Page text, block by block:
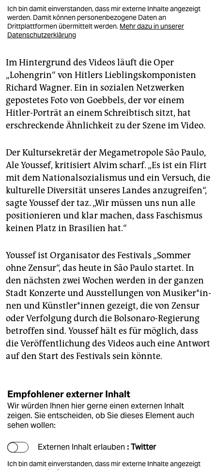
Ich bin damit einverstanden, dass mir externe Inhalte angezeigt
werden. Damit können personenbezogene Daten an
Drittplattformen übermittelt werden. Mehr dazu in unserer
Datenschutzerklärung
Im Hintergrund des Videos läuft die Oper
„Lohengrin“ von Hitlers Lieblingskomponisten
Richard Wagner. Ein in sozialen Netzwerken
gepostetes Foto von Goebbels, der vor einem
Hitler-Porträt an einem Schreibtisch sitzt, hat
erschreckende Ähnlichkeit zu der Szene im Video.
Der Kultursekretär der Megametropole São Paulo,
Ale Youssef, kritisiert Alvim scharf. „Es ist ein Flirt
mit dem Nationalsozialismus und ein Versuch, die
kulturelle Diversität unseres Landes anzugreifen“,
sagte Youssef der taz. „Wir müssen uns nun alle
positionieren und klar machen, dass Faschismus
keinen Platz in Brasilien hat.“
Youssef ist Organisator des Festivals „Sommer
ohne Zensur“, das heute in São Paulo startet. In
den nächsten zwei Wochen werden in der ganzen
Stadt Konzerte und Ausstellungen von Mu­si­ke­r*in­
nen und Künst­le­r*in­nen gezeigt, die von Zensur
oder Verfolgung durch die Bolsonaro-Regierung
betroffen sind. Youssef hält es für möglich, dass
die Veröffentlichung des Videos auch eine Antwort
auf den Start des Festivals sein könnte.
Empfohlener externer Inhalt
Wir würden Ihnen hier gerne einen externen Inhalt
zeigen. Sie entscheiden, ob Sie dieses Element auch
sehen wollen:
Externen Inhalt erlauben : Twitter
Ich bin damit einverstanden, dass mir externe Inhalte angezeigt